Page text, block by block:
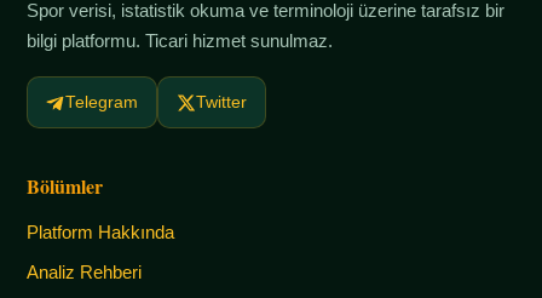
Spor verisi, istatistik okuma ve terminoloji üzerine tarafsız bir
bilgi platformu. Ticari hizmet sunulmaz.
Telegram Twitter
Bölümler
Platform Hakkında
Analiz Rehberi